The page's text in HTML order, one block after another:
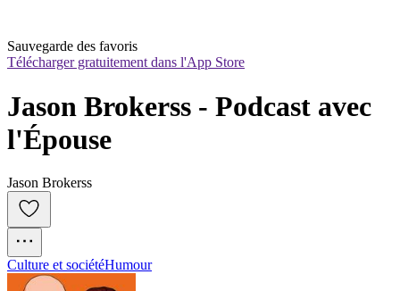
Sauvegarde des favoris
Télécharger gratuitement dans l'App Store
Jason Brokerss - Podcast avec
l'Épouse
Jason Brokerss
Culture et sociétéHumour